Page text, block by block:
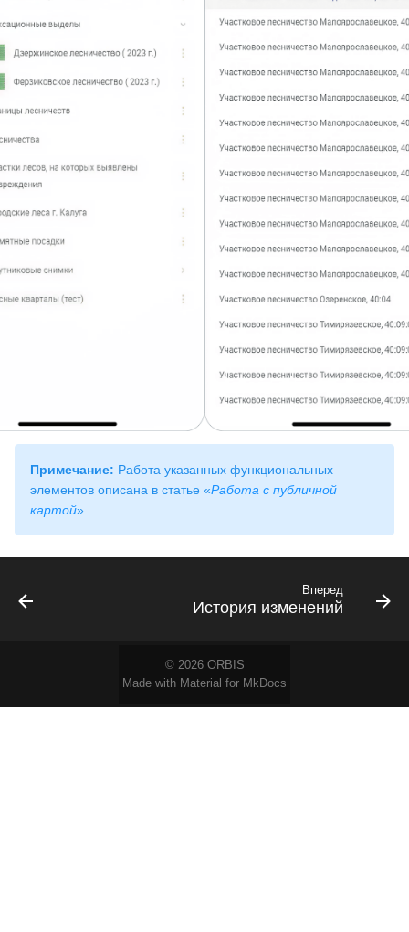
Примечание: Работа указанных функциональных
элементов описана в статье «Работа с публичной
картой».
Вперед
История изменений
© 2026ORBIS
Made with Material for MkDocs